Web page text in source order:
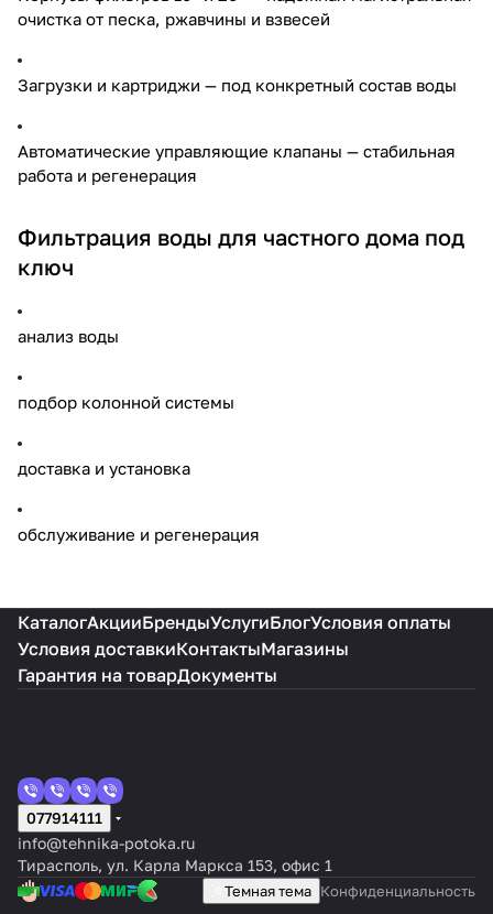
очистка от песка, ржавчины и взвесей
Загрузки и картриджи — под конкретный состав воды
Автоматические управляющие клапаны — стабильная
работа и регенерация
Фильтрация воды для частного дома под
ключ
анализ воды
подбор колонной системы
доставка и установка
обслуживание и регенерация
КаталогАкцииБрендыУслугиБлогУсловия оплаты
Условия доставкиКонтактыМагазины
Гарантия на товарДокументы
077914111
info@tehnika-potoka.ru
Тирасполь, ул. Карла Маркса 153, офис 1
Темная тема Конфиденциальность